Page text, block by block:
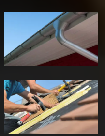
pose de
gouttière 39
Jura
Réparation de
toiture 39
Jura